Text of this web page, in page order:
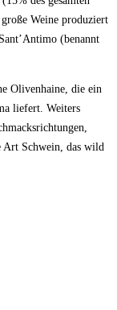
Weine produziert
(benannt
Olivenhaine, die ein
liefert. Weiters
Art Schwein, das wild